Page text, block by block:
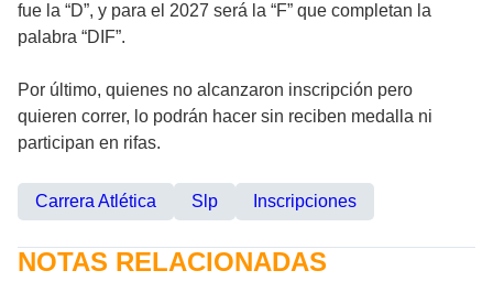
fue la “D”, y para el 2027 será la “F” que completan la
palabra “DIF”.
Por último, quienes no alcanzaron inscripción pero
quieren correr, lo podrán hacer sin reciben medalla ni
participan en rifas.
Carrera Atlética Slp Inscripciones
NOTAS RELACIONADAS